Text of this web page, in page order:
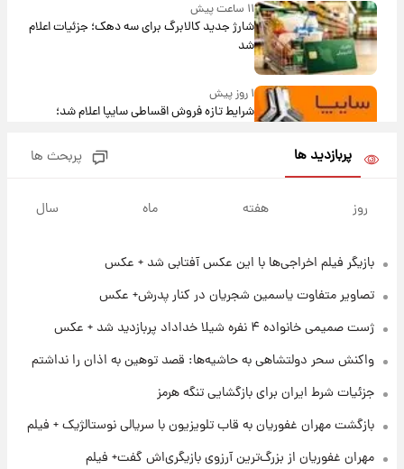
۱۱ ساعت پیش
شارژ جدید کالابرگ برای سه دهک؛ جزئیات اعلام
شد
۱ روز پیش
شرایط تازه فروش اقساطی سایپا اعلام شد؛
قیمت سکه و طلا فردا
۱۷ ساعت پیش
فال قهوه روزانه پنجشنبه ۱۵ مرداد ماه ۱۴۰۵
۱۹ ساعت پیش
فال روزانه واقعی پنجشنبه ۱۵ مرداد ۱۴۰۵
پربازدید ها پربحث ها
روز هفته ماه سال
بازیگر فیلم اخراجی‌ها با این عکس آفتابی شد + عکس
تصاویر متفاوت یاسمین شجریان در کنار پدرش+ عکس
ژست صمیمی خانواده ۴ نفره شیلا خداداد پربازدید شد + عکس
واکنش سحر دولتشاهی به حاشیه‌ها: قصد توهین به اذان را نداشتم
جزئیات شرط ایران برای بازگشایی تنگه هرمز
بازگشت مهران غفوریان به قاب تلویزیون با سریالی نوستالژیک + فیلم
مهران غفوریان از بزرگ‌ترین آرزوی بازیگری‌اش گفت+ فیلم